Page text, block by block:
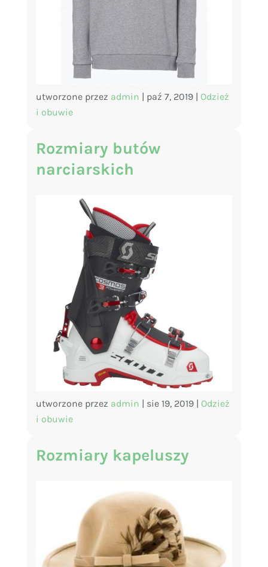
utworzone przez admin | paź 7, 2019| Odzież
i obuwie
Rozmiary butów
narciarskich
utworzone przez admin sie 19, 2019| Odzież
i obuwie
Rozmiary kapeluszy